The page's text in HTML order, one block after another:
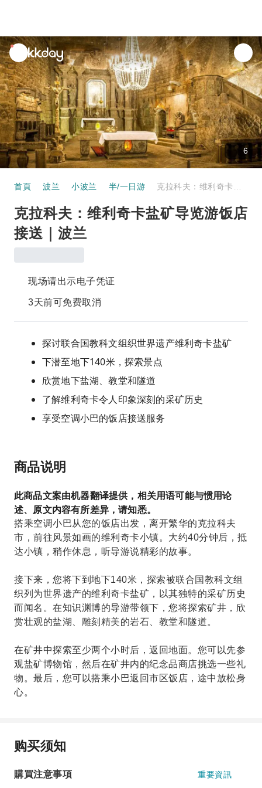
unread
notifications
6
首頁 波兰 小波兰 半/一日游
克拉科夫：维利奇卡盐矿导览游饭店
接送｜波兰
现场请出示电子凭证
3天前可免费取消
探讨联合国教科文组织世界遗产维利奇卡盐矿
下潜至地下140米，探索景点
欣赏地下盐湖、教堂和隧道
了解维利奇卡令人印象深刻的采矿历史
享受空调小巴的饭店接送服务
商品说明
此商品文案由机器翻译提供，相关用语可能与惯用论
述、原文内容有所差异，请知悉。
搭乘空调小巴从您的饭店出发，离开繁华的克拉科夫
市，前往风景如画的维利奇卡小镇。大约40分钟后，抵
达小镇，稍作休息，听导游说精彩的故事。
接下来，您将下到地下140米，探索被联合国教科文组
织列为世界遗产的维利奇卡盐矿，以其独特的采矿历史
而闻名。在知识渊博的导游带领下，您将探索矿井，欣
赏壮观的盐湖、雕刻精美的岩石、教堂和隧道。
在矿井中探索至少两个小时后，返回地面。您可以先参
观盐矿博物馆，然后在矿井内的纪念品商店挑选一些礼
物。最后，您可以搭乘小巴返回市区饭店，途中放松身
心。
购买须知
購買注意事項 重要資訊